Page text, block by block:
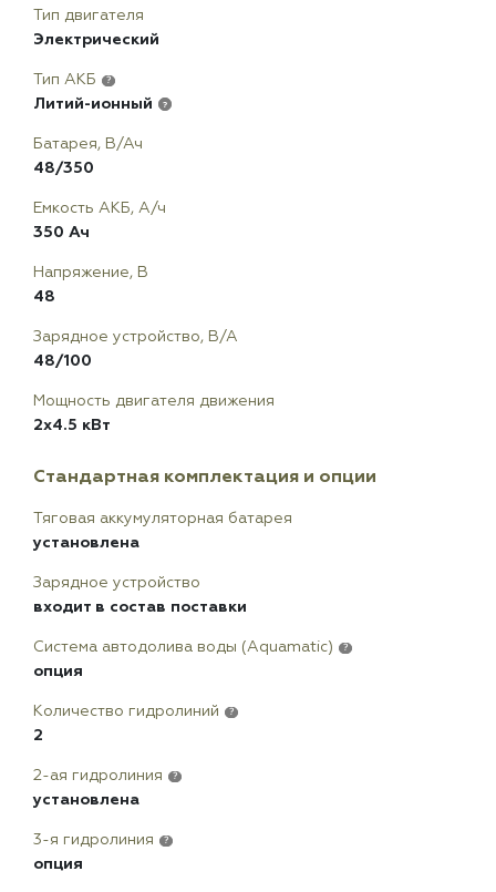
Тип двигателя
Электрический
Тип АКБ ?
Литий-ионный ?
Батарея, В/Ач
48/350
Емкость АКБ, А/ч
350 Ач
Напряжение, В
48
Зарядное устройство, В/А
48/100
Мощность двигателя движения
2х4.5 кВт
Стандартная комплектация и опции
Тяговая аккумуляторная батарея
установлена
Зарядное устройство
входит в состав поставки
Система автодолива воды (Aquamatic) ?
опция
Количество гидролиний ?
2
2-ая гидролиния ?
установлена
3-я гидролиния ?
опция